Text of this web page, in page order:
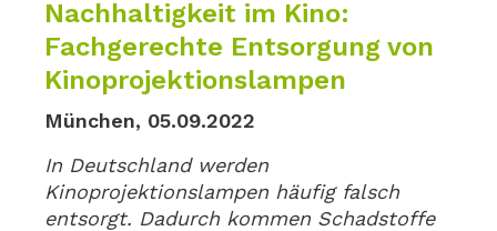
Nachhaltigkeit im Kino:
Fachgerechte Entsorgung von
Kinoprojektionslampen
München, 05.09.2022
In Deutschland werden
Kinoprojektionslampen häufig falsch
entsorgt. Dadurch kommen Schadstoffe